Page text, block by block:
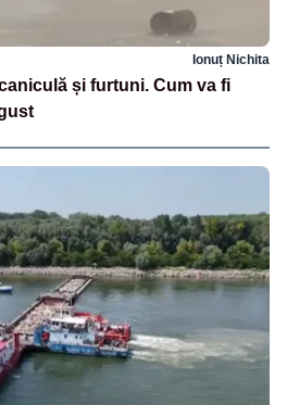
Ionuț Nichita
și furtuni. Cum va fi